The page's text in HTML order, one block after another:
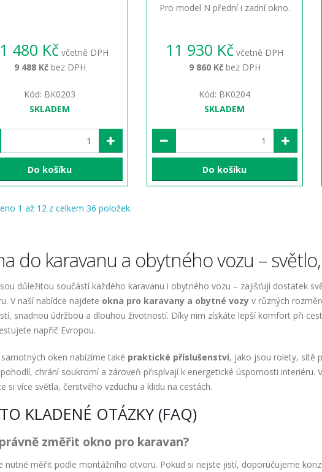
480 Kč včetně DPH
9 488 Kčbez DPH
Kód: BK0203
SKLADEM
Do košíku
Pro model N přední i zadní okno.
11 930 Kč včetně DPH
9 860 Kčbez DPH
Kód: BK0204
SKLADEM
Do košíku
1 až 12 z celkem 36 položek.
do karavanu a obytného vozu –
důležitou součástí každého karavanu i obytného vozu – zajišťují dostatek
V naší nabídce najdete okna pro karavany a obytné vozy v různých
snadnou údržbou a dlouhou životností. Díky nim získáte lepší komfort při
napříč Evropou.
oken nabízíme také praktické příslušenství, jako jsou rolety, sítě
chrání soukromí a zároveň přispívají k energetické úspornosti interiéru.
si více světla, čerstvého vzduchu a klidu na cestách.
KLADENÉ OTÁZKY (FAQ)
změřit okno pro karavan?
nutné měřit podle montážního otvoru. Pokud si nejste jistí, doporučujeme